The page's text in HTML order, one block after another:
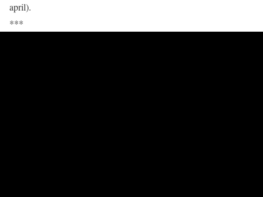
april).
***